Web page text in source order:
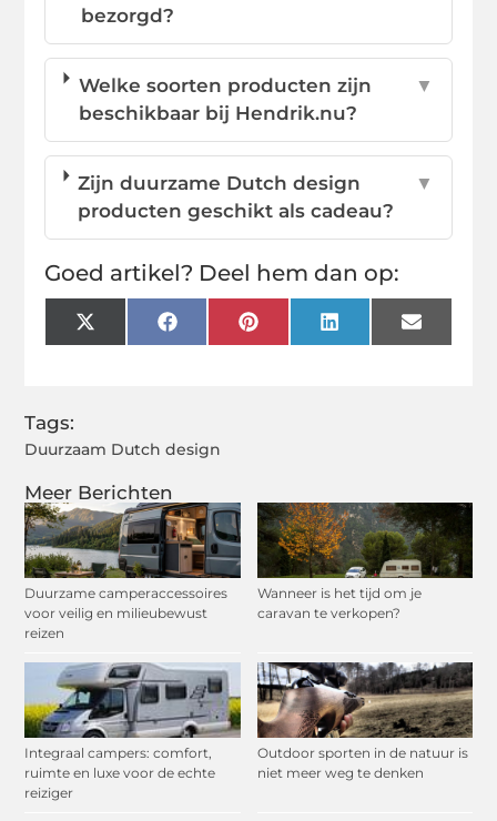
Meer Berichten
Duurzame camperaccessoires
voor veilig en milieubewust
reizen
Wanneer is het tijd om je
caravan te verkopen?
Integraal campers: comfort,
ruimte en luxe voor de echte
reiziger
Outdoor sporten in de natuur is
niet meer weg te denken
bezorgd?
Welke soorten producten zijn
beschikbaar bij Hendrik.nu?
▼
Zijn duurzame Dutch design
producten geschikt als cadeau?
▼
Goed artikel? Deel hem dan op:
X
(Twitter)
FacebookPinterestLinkedInEmail
Tags:
Duurzaam Dutch design